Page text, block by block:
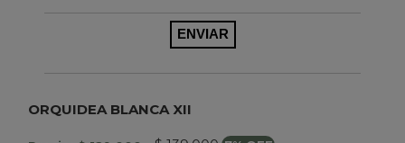
ORQUIDEA BLANCA XII